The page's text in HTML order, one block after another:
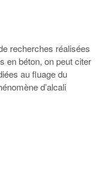
recherches réalisées
en béton, on peut citer
au fluage du
d’alcali